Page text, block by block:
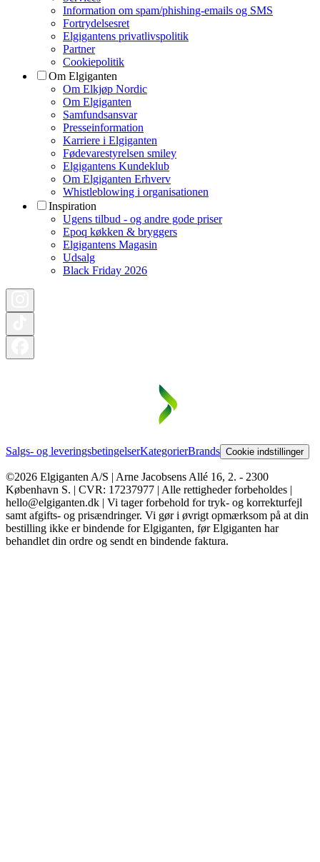
Information om spam/phishing-emails og SMS
Fortrydelsesret
Elgigantens privatlivspolitik
Partner
Cookiepolitik
Om Elgiganten
Om Elkjøp Nordic
Om Elgiganten
Samfundsansvar
Presseinformation
Karriere i Elgiganten
Fødevarestyrelsen smiley
Elgigantens Kundeklub
Om Elgiganten Erhverv
Whistleblowing i organisationen
Inspiration
Ugens tilbud - og andre gode priser
Epoq køkken & bryggers
Elgigantens Magasin
Udsalg
Black Friday 2026
Salgs- og leveringsbetingelserKategorierBrands Cookie indstillinger
©2026 Elgiganten A/S | Arne Jacobsens Allé 16, 2. - 2300
København S. | CVR: 17237977 | Alle rettigheder forbeholdes |
hello@elgiganten.dk | Vi tager forbehold for tryk- og korrekturfejl
samt afgifts- og prisændringer. Vi gør i øvrigt opmærksom på at din
bestilling ikke er bindende for Elgiganten, før Elgiganten har
behandlet din ordre og sendt en bindende faktura.